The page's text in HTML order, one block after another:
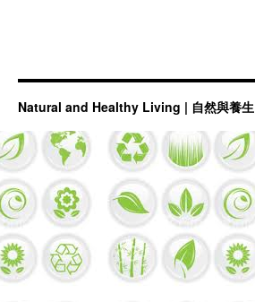
Natural and Healthy Living | 自然與養生